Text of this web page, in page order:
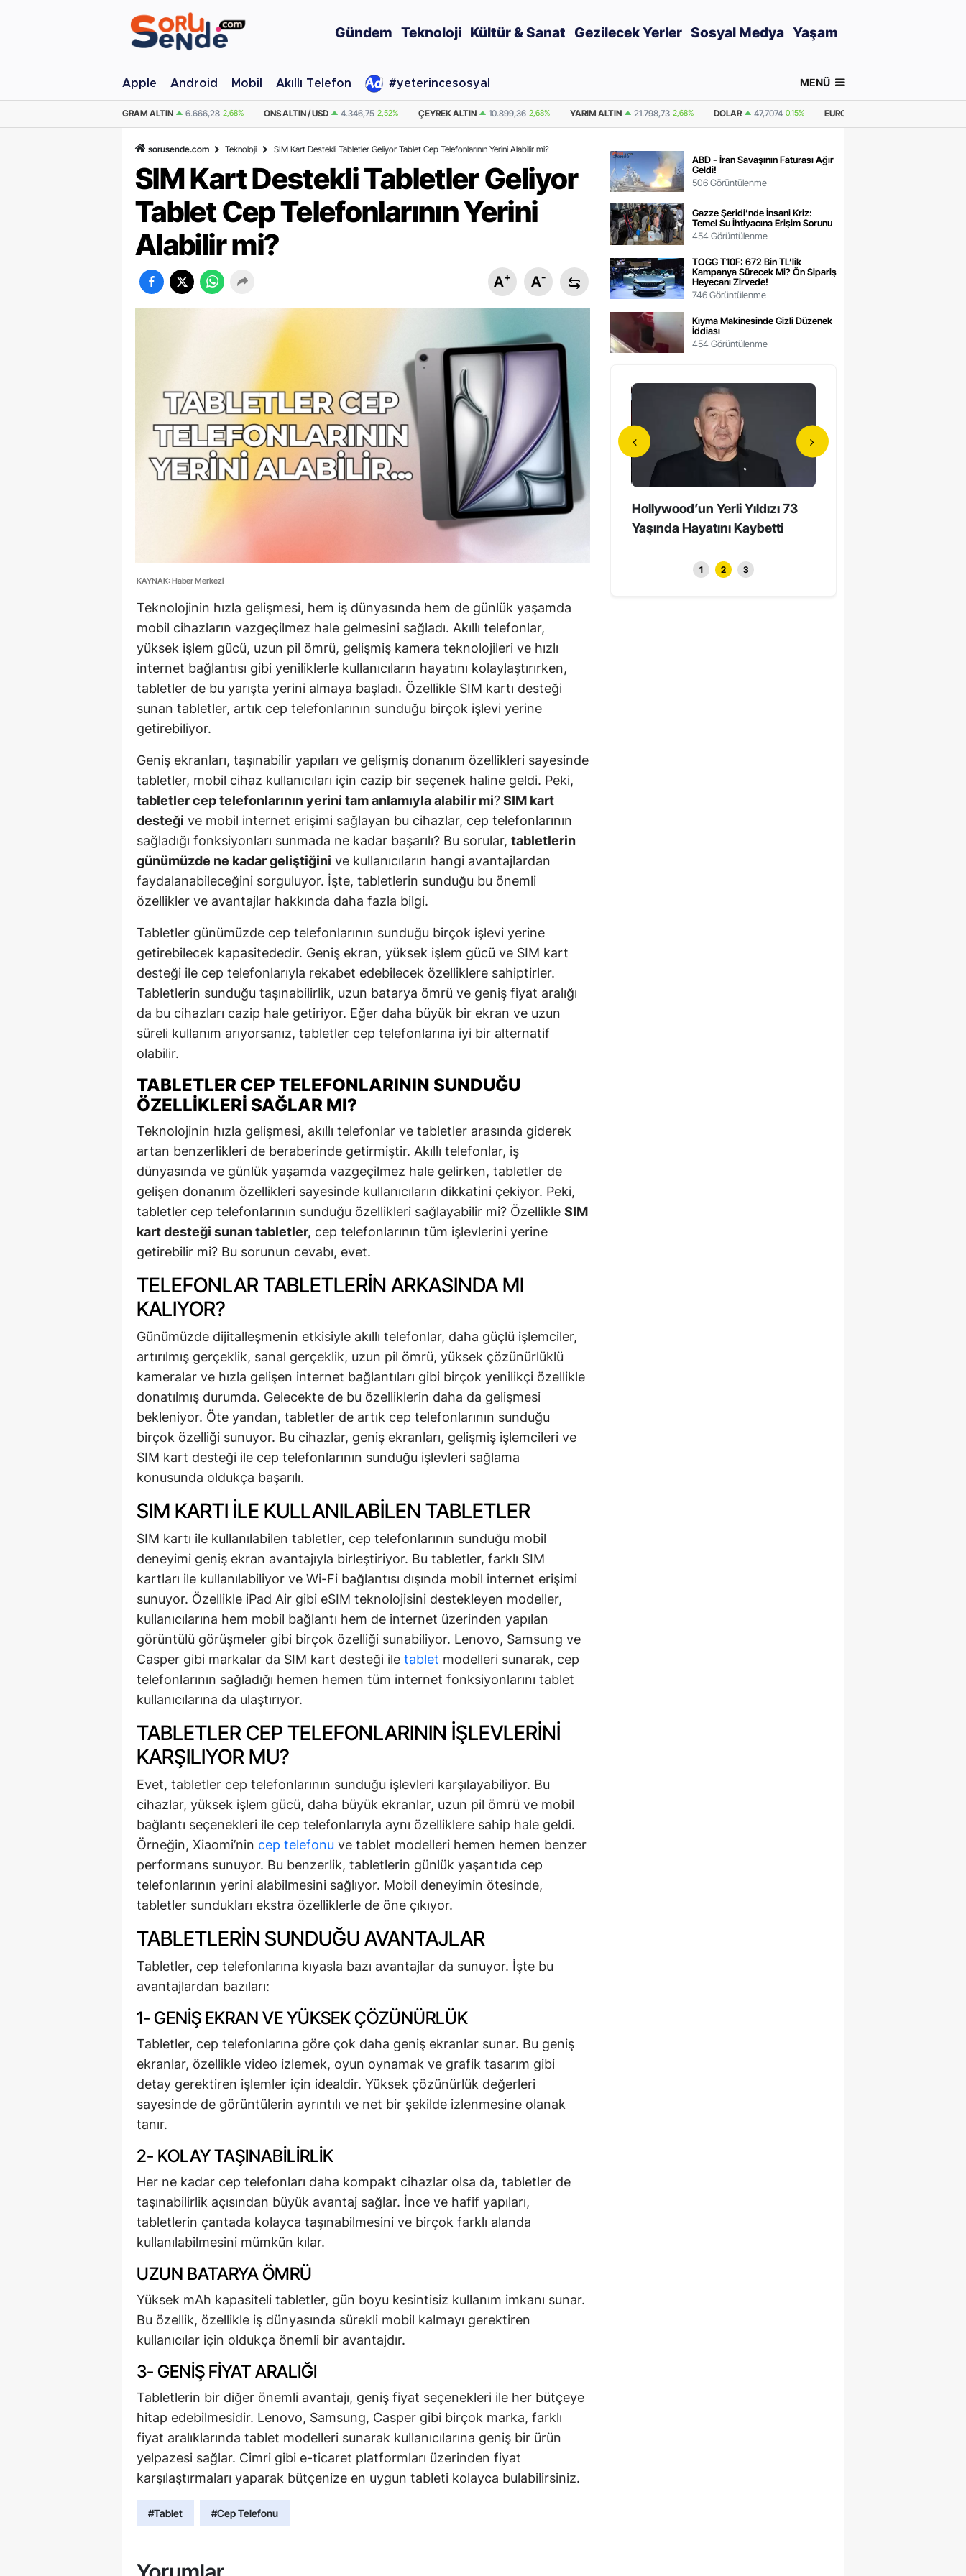
Gündem Teknoloji Kültür & Sanat Gezilecek Yerler Sosyal Medya Yaşam
Apple Android Mobil Akıllı Telefon #yeterincesosyal MENÜ
ONS ALTIN / USD 4.346,75 2,52% ÇEYREK ALTIN 10.899,36 2,68% YARIM ALTIN 21.798,73 2,68% DOLAR 47,7074 0.15% EURO 55,2112 0.34% GRAM ALTIN
sorusende.com Teknoloji SIM Kart Destekli Tabletler Geliyor Tablet Cep Telefonlarının Yerini Alabilir mi?
SIM Kart Destekli Tabletler Geliyor
Tablet Cep Telefonlarının Yerini
Alabilir mi?
A+ A-
KAYNAK: Haber Merkezi
Teknolojinin hızla gelişmesi, hem iş dünyasında hem de günlük yaşamda
mobil cihazların vazgeçilmez hale gelmesini sağladı. Akıllı telefonlar,
yüksek işlem gücü, uzun pil ömrü, gelişmiş kamera teknolojileri ve hızlı
internet bağlantısı gibi yeniliklerle kullanıcıların hayatını kolaylaştırırken,
tabletler de bu yarışta yerini almaya başladı. Özellikle SIM kartı desteği
sunan tabletler, artık cep telefonlarının sunduğu birçok işlevi yerine
getirebiliyor.
Geniş ekranları, taşınabilir yapıları ve gelişmiş donanım özellikleri sayesinde
tabletler, mobil cihaz kullanıcıları için cazip bir seçenek haline geldi. Peki,
tabletler cep telefonlarının yerini tam anlamıyla alabilir mi?SIM kart
desteği ve mobil internet erişimi sağlayan bu cihazlar, cep telefonlarının
sağladığı fonksiyonları sunmada ne kadar başarılı? Bu sorular, tabletlerin
günümüzde ne kadar geliştiğini ve kullanıcıların hangi avantajlardan
faydalanabileceğini sorguluyor. İşte, tabletlerin sunduğu bu önemli
özellikler ve avantajlar hakkında daha fazla bilgi.
Tabletler günümüzde cep telefonlarının sunduğu birçok işlevi yerine
getirebilecek kapasitededir. Geniş ekran, yüksek işlem gücü ve SIM kart
desteği ile cep telefonlarıyla rekabet edebilecek özelliklere sahiptirler.
Tabletlerin sunduğu taşınabilirlik, uzun batarya ömrü ve geniş fiyat aralığı
da bu cihazları cazip hale getiriyor. Eğer daha büyük bir ekran ve uzun
süreli kullanım arıyorsanız, tabletler cep telefonlarına iyi bir alternatif
olabilir.
TABLETLER CEP TELEFONLARININ SUNDUĞU
ÖZELLIKLERI SAĞLAR MI?
Teknolojinin hızla gelişmesi, akıllı telefonlar ve tabletler arasında giderek
artan benzerlikleri de beraberinde getirmiştir. Akıllı telefonlar, iş
dünyasında ve günlük yaşamda vazgeçilmez hale gelirken, tabletler de
gelişen donanım özellikleri sayesinde kullanıcıların dikkatini çekiyor. Peki,
tabletler cep telefonlarının sunduğu özellikleri sağlayabilir mi? Özellikle SIM
kart desteği sunan tabletler, cep telefonlarının tüm işlevlerini yerine
getirebilir mi? Bu sorunun cevabı, evet.
TELEFONLAR TABLETLERIN ARKASINDA MI
KALIYOR?
Günümüzde dijitalleşmenin etkisiyle akıllı telefonlar, daha güçlü işlemciler,
artırılmış gerçeklik, sanal gerçeklik, uzun pil ömrü, yüksek çözünürlüklü
kameralar ve hızla gelişen internet bağlantıları gibi birçok yenilikçi özellikle
donatılmış durumda. Gelecekte de bu özelliklerin daha da gelişmesi
bekleniyor. Öte yandan, tabletler de artık cep telefonlarının sunduğu
birçok özelliği sunuyor. Bu cihazlar, geniş ekranları, gelişmiş işlemcileri ve
SIM kart desteği ile cep telefonlarının sunduğu işlevleri sağlama
konusunda oldukça başarılı.
SIM KARTI ILE KULLANILABILEN TABLETLER
SIM kartı ile kullanılabilen tabletler, cep telefonlarının sunduğu mobil
deneyimi geniş ekran avantajıyla birleştiriyor. Bu tabletler, farklı SIM
kartları ile kullanılabiliyor ve Wi-Fi bağlantısı dışında mobil internet erişimi
sunuyor. Özellikle iPad Air gibi eSIM teknolojisini destekleyen modeller,
kullanıcılarına hem mobil bağlantı hem de internet üzerinden yapılan
görüntülü görüşmeler gibi birçok özelliği sunabiliyor. Lenovo, Samsung ve
Casper gibi markalar da SIM kart desteği ile tablet modelleri sunarak, cep
telefonlarının sağladığı hemen hemen tüm internet fonksiyonlarını tablet
kullanıcılarına da ulaştırıyor.
TABLETLER CEP TELEFONLARININ İŞLEVLERINI
KARŞILIYOR MU?
Evet, tabletler cep telefonlarının sunduğu işlevleri karşılayabiliyor. Bu
cihazlar, yüksek işlem gücü, daha büyük ekranlar, uzun pil ömrü ve mobil
bağlantı seçenekleri ile cep telefonlarıyla aynı özelliklere sahip hale geldi.
Örneğin, Xiaomi’nin cep telefonu ve tablet modelleri hemen hemen benzer
performans sunuyor. Bu benzerlik, tabletlerin günlük yaşantıda cep
telefonlarının yerini alabilmesini sağlıyor. Mobil deneyimin ötesinde,
tabletler sundukları ekstra özelliklerle de öne çıkıyor.
TABLETLERIN SUNDUĞU AVANTAJLAR
Tabletler, cep telefonlarına kıyasla bazı avantajlar da sunuyor. İşte bu
avantajlardan bazıları:
1- GENIŞ EKRAN VE YÜKSEK ÇÖZÜNÜRLÜK
Tabletler, cep telefonlarına göre çok daha geniş ekranlar sunar. Bu geniş
ekranlar, özellikle video izlemek, oyun oynamak ve grafik tasarım gibi
detay gerektiren işlemler için idealdir. Yüksek çözünürlük değerleri
sayesinde de görüntülerin ayrıntılı ve net bir şekilde izlenmesine olanak
tanır.
2- KOLAY TAŞINABILIRLIK
Her ne kadar cep telefonları daha kompakt cihazlar olsa da, tabletler de
taşınabilirlik açısından büyük avantaj sağlar. İnce ve hafif yapıları,
tabletlerin çantada kolayca taşınabilmesini ve birçok farklı alanda
kullanılabilmesini mümkün kılar.
UZUN BATARYA ÖMRÜ
Yüksek mAh kapasiteli tabletler, gün boyu kesintisiz kullanım imkanı sunar.
Bu özellik, özellikle iş dünyasında sürekli mobil kalmayı gerektiren
kullanıcılar için oldukça önemli bir avantajdır.
3- GENIŞ FIYAT ARALIĞI
Tabletlerin bir diğer önemli avantajı, geniş fiyat seçenekleri ile her bütçeye
hitap edebilmesidir. Lenovo, Samsung, Casper gibi birçok marka, farklı
fiyat aralıklarında tablet modelleri sunarak kullanıcılarına geniş bir ürün
yelpazesi sağlar. Cimri gibi e-ticaret platformları üzerinden fiyat
karşılaştırmaları yaparak bütçenize en uygun tableti kolayca bulabilirsiniz.
#Tablet #Cep Telefonu
ABD - İran Savaşının Faturası Ağır
Geldi!
506 Görüntülenme
Gazze Şeridi’nde İnsani Kriz:
Temel Su İhtiyacına Erişim Sorunu
454 Görüntülenme
TOGG T10F: 672 Bin TL’lik
Kampanya Sürecek Mi? Ön Sipariş
Heyecanı Zirvede!
746 Görüntülenme
Kıyma Makinesinde Gizli Düzenek
İddiası
454 Görüntülenme
Beyinler: Süper Yaşlıların Sırrı
Filenin Sultanları Çeyrek Final
Heyecanı Yaşıyor
Hollywood’un Yerli Yıldızı 73
Yaşında Hayatını Kaybetti
1 2 3